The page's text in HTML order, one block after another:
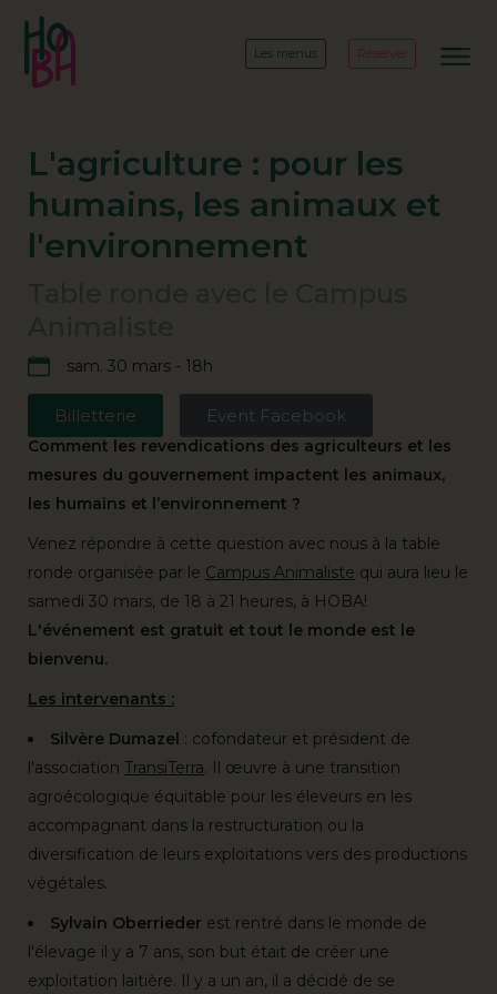
Les menus Réserver
L'agriculture : pour les
humains, les animaux et
l'environnement
sam. 30 mars - 18h
Billetterie Event Facebook
Comment les revendications des agriculteurs et les
mesures du gouvernement impactent les animaux,
les humains et l’environnement ?
Venez répondre à cette question avec nous à la table
ronde organisée par le Campus Animaliste qui aura lieu le
samedi 30 mars, de 18 à 21 heures, à HOBA!
L'événement est gratuit et tout le monde est le
bienvenu.
Les intervenants :
Silvère Dumazel : cofondateur et président de
l'association TransiTerra. Il œuvre à une transition
agroécologique équitable pour les éleveurs en les
accompagnant dans la restructuration ou la
diversification de leurs exploitations vers des productions
végétales.
Sylvain Oberrieder est rentré dans le monde de
l'élevage il y a 7 ans, son but était de créer une
exploitation laitière. Il y a un an, il a décidé de se